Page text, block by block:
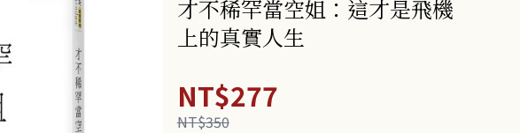
才不稀罕當空姐：這才是飛機
上的真實人生
NT$277
NT$350